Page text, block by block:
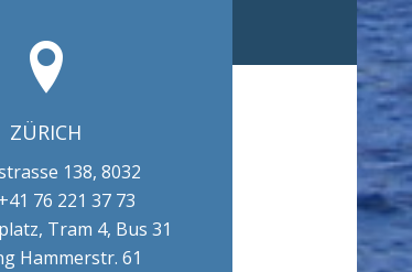
ZÜRICH
138, 8032
76 221 37 73
Tram 4, Bus 31
Hammerstr. 61